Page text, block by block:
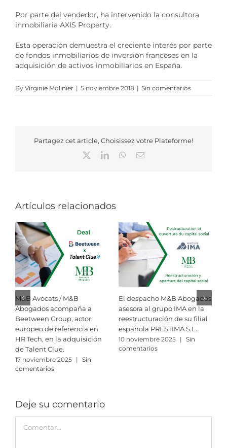
Por parte del vendedor, ha intervenido la consultora
inmobiliaria AXIS Property.
Esta operación demuestra el creciente interés por parte
de fondos inmobiliarios de inversión franceses en la
adquisición de activos inmobiliarios en España.
By Virginie Molinier | 5 noviembre 2018 | Sin comentarios
Partagez cet article, Choisissez votre Plateforme!
LinkedInWhatsApp
Correo
Artículos relacionados
M&B Avocats / M&B
Abogados acompaña a
Beetween Group, actor
europeo de referencia en
HR Tech, en la adquisición
de Talent Clue.
17 noviembre 2025 | Sin
comentarios
El despacho M&B Abogados
asesora al grupo IMA en la
reestructuración de su filial
española PRESTIMA S.L.
10 noviembre 2025 | Sin
comentarios
Deje su comentario